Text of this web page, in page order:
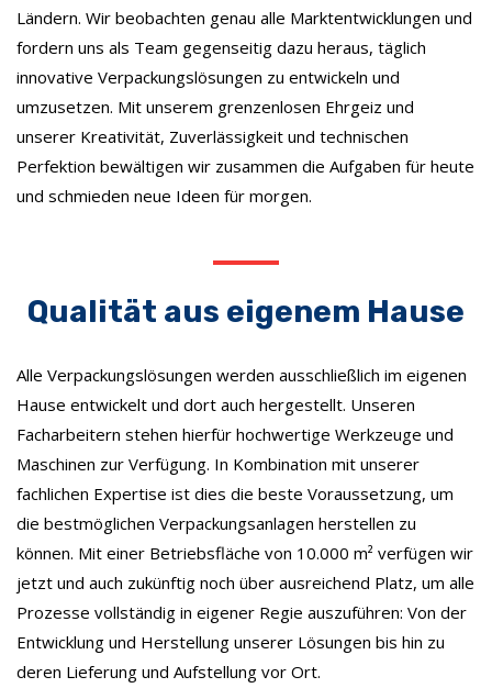
Ländern. Wir beobachten genau alle Marktentwicklungen und
fordern uns als Team gegenseitig dazu heraus, täglich
innovative Verpackungslösungen zu entwickeln und
umzusetzen. Mit unserem grenzenlosen Ehrgeiz und
unserer Kreativität, Zuverlässigkeit und technischen
Perfektion bewältigen wir zusammen die Aufgaben für heute
und schmieden neue Ideen für morgen.
Qualität aus eigenem Hause
Alle Verpackungslösungen werden ausschließlich im eigenen
Hause entwickelt und dort auch hergestellt. Unseren
Facharbeitern stehen hierfür hochwertige Werkzeuge und
Maschinen zur Verfügung. In Kombination mit unserer
fachlichen Expertise ist dies die beste Voraussetzung, um
die bestmöglichen Verpackungsanlagen herstellen zu
können. Mit einer Betriebsfläche von 10.000 m² verfügen wir
jetzt und auch zukünftig noch über ausreichend Platz, um alle
Prozesse vollständig in eigener Regie auszuführen: Von der
Entwicklung und Herstellung unserer Lösungen bis hin zu
deren Lieferung und Aufstellung vor Ort.